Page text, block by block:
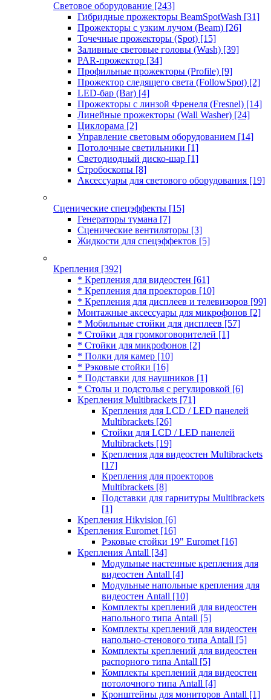
Световое оборудование [243]
Гибридные прожекторы BeamSpotWash [31]
Прожекторы с узким лучом (Beam) [26]
Точечные прожекторы (Spot) [15]
Заливные световые головы (Wash) [39]
PAR-прожектор [34]
Профильные прожекторы (Profile) [9]
Прожектор следящего света (FollowSpot) [2]
LED-бар (Bar) [4]
Прожекторы с линзой Френеля (Fresnel) [14]
Линейные прожекторы (Wall Washer) [24]
Циклорама [2]
Управление световым оборудованием [14]
Потолочные светильники [1]
Светодиодный диско-шар [1]
Стробоскопы [8]
Аксессуары для светового оборудования [19]
Сценические спецэффекты [15]
Генераторы тумана [7]
Сценические вентиляторы [3]
Жидкости для спецэффектов [5]
Крепления [392]
* Крепления для видеостен [61]
* Крепления для проекторов [10]
* Крепления для дисплеев и телевизоров [99]
Монтажные аксессуары для микрофонов [2]
* Мобильные стойки для дисплеев [57]
* Стойки для громкоговорителей [1]
* Стойки для микрофонов [2]
* Полки для камер [10]
* Рэковые стойки [16]
* Подставки для наушников [1]
* Столы и подстолья с регулировкой [6]
Крепления Multibrackets [71]
Крепления для LCD / LED панелей
Multibrackets [26]
Стойки для LCD / LED панелей
Multibrackets [19]
Крепления для видеостен Multibrackets
[17]
Крепления для проекторов
Multibrackets [8]
Подставки для гарнитуры Multibrackets
[1]
Крепления Hikvision [6]
Крепления Euromet [16]
Рэковые стойки 19" Euromet [16]
Крепления Antall [34]
Модульные настенные крепления для
видеостен Antall [4]
Модульные напольные крепления для
видеостен Antall [10]
Комплекты креплений для видеостен
напольного типа Antall [5]
Комплекты креплений для видеостен
напольно-стенового типа Antall [5]
Комплекты креплений для видеостен
распорного типа Antall [5]
Комплекты креплений для видеостен
потолочного типа Antall [4]
Кронштейны для мониторов Antall [1]